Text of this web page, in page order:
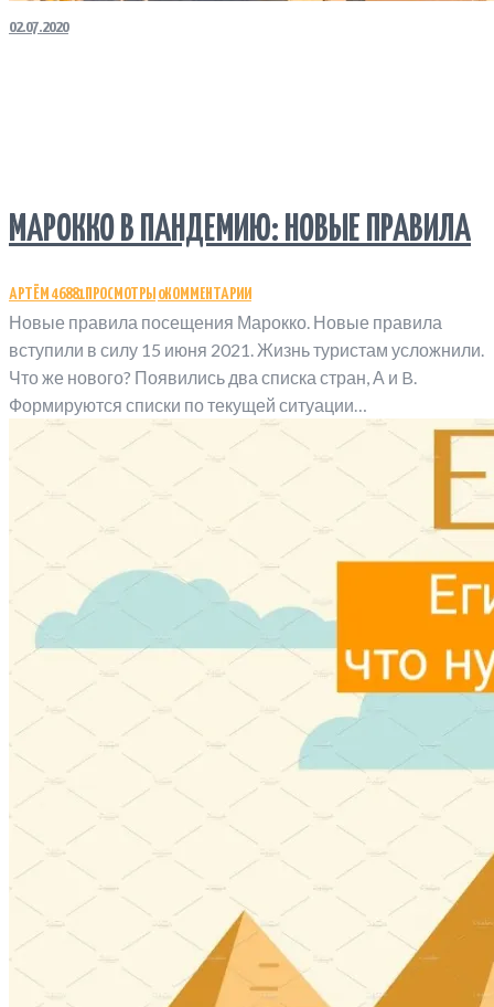
02.07.2020
МАРОККО В ПАНДЕМИЮ: НОВЫЕ ПРАВИЛА
АРТЁМ 46881 ПРОСМОТРЫ 0КОММЕНТАРИИ
Новые правила посещения Марокко. Новые правила
вступили в силу 15 июня 2021. Жизнь туристам усложнили.
Что же нового? Появились два списка стран, А и B.
Формируются списки по текущей ситуации…